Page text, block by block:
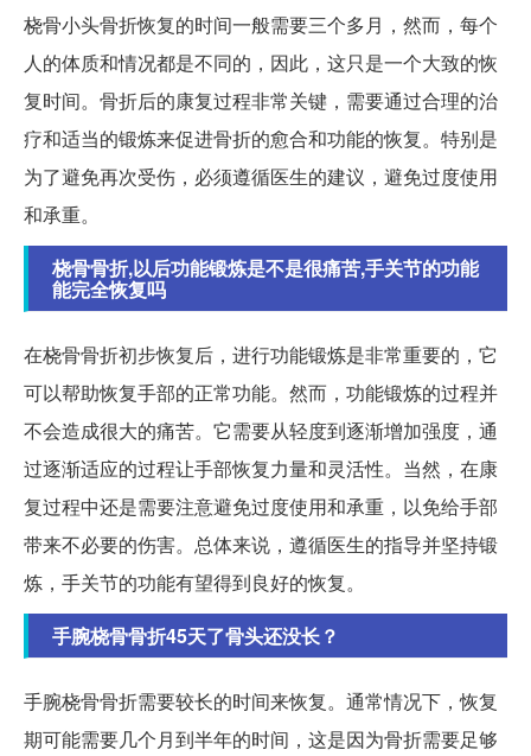
桡骨小头骨折恢复的时间一般需要三个多月，然而，每个
人的体质和情况都是不同的，因此，这只是一个大致的恢
复时间。骨折后的康复过程非常关键，需要通过合理的治
疗和适当的锻炼来促进骨折的愈合和功能的恢复。特别是
为了避免再次受伤，必须遵循医生的建议，避免过度使用
和承重。
桡骨骨折,以后功能锻炼是不是很痛苦,手关节的功能
能完全恢复吗
在桡骨骨折初步恢复后，进行功能锻炼是非常重要的，它
可以帮助恢复手部的正常功能。然而，功能锻炼的过程并
不会造成很大的痛苦。它需要从轻度到逐渐增加强度，通
过逐渐适应的过程让手部恢复力量和灵活性。当然，在康
复过程中还是需要注意避免过度使用和承重，以免给手部
带来不必要的伤害。总体来说，遵循医生的指导并坚持锻
炼，手关节的功能有望得到良好的恢复。
手腕桡骨骨折45天了骨头还没长？
手腕桡骨骨折需要较长的时间来恢复。通常情况下，恢复
期可能需要几个月到半年的时间，这是因为骨折需要足够